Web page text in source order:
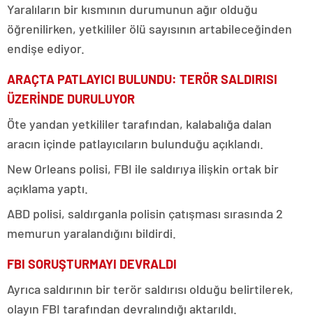
Yaralıların bir kısmının durumunun ağır olduğu
öğrenilirken, yetkililer ölü sayısının artabileceğinden
endişe ediyor.
ARAÇTA PATLAYICI BULUNDU: TERÖR SALDIRISI
ÜZERİNDE DURULUYOR
Öte yandan yetkililer tarafından, kalabalığa dalan
aracın içinde patlayıcıların bulunduğu açıklandı.
New Orleans polisi, FBI ile saldırıya ilişkin ortak bir
açıklama yaptı.
ABD polisi, saldırganla polisin çatışması sırasında 2
memurun yaralandığını bildirdi.
FBI SORUŞTURMAYI DEVRALDI
Ayrıca saldırının bir terör saldırısı olduğu belirtilerek,
olayın FBI tarafından devralındığı aktarıldı.